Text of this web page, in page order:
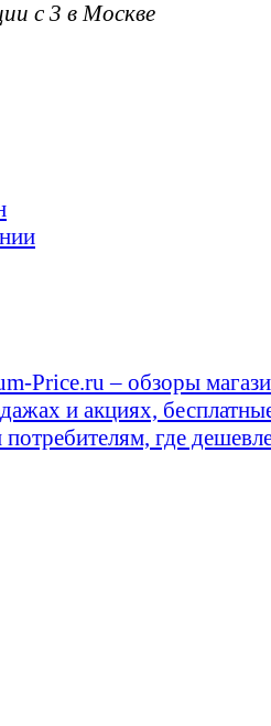
Price.ru – обзоры
и акциях,
где